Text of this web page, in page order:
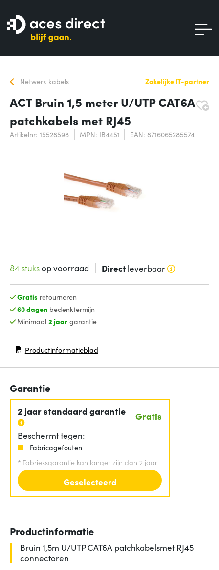
Netwerk kabels Zakelijke IT-partner
ACT Bruin 1,5 meter U/UTP CAT6A
patchkabels met RJ45
Artikelnr: 15528598 MPN: IB4451 EAN: 8716065285574
84 stuksop voorraad Directleverbaar
Gratis retourneren
60 dagenbedenktermijn
Minimaal 2 jaargarantie
Productinformatieblad
(opent in nieuw venster)
Garantie
2 jaar standaard garantie Gratis
Beschermt tegen:
Fabricagefouten
* Fabrieksgarantie kan langer zijn dan 2 jaar
Geselecteerd
Productinformatie
Bruin 1,5m U/UTP CAT6A patchkabelsmet RJ45
connectoren